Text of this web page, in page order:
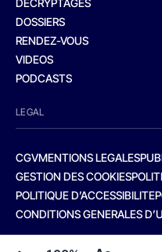
DOSSIERS
RENDEZ-VOUS
VIDEOS
PODCASTS
LEGAL
CGVMENTIONS LEGALES
GESTION DES COOKIES
POLITIQUE D’ACCESSIBILITE
CONDITIONS GENERALES